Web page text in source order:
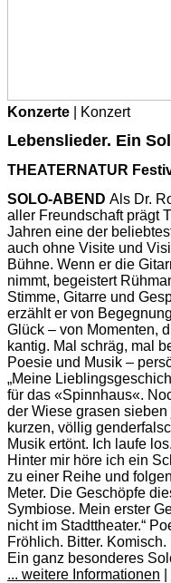
Konzerte | Konzert
Lebenslieder. Ein
THEATERNATUR
SOLO-ABEND Als Dr.
aller Freundschaft prägt
Jahren eine der
auch ohne Visite und
Bühne. Wenn er die
nimmt, begeistert
Stimme, Gitarre und
erzählt er von
Glück – von Momenten,
kantig. Mal schräg, mal
Poesie und Musik –
„Meine
für das «Spinnhaus«.
der Wiese grasen
kurzen, völlig
Musik ertönt. Ich laufe
Hinter mir höre ich ein
zu einer Reihe und
Meter. Die Geschöpfe
Symbiose. Mein erster
nicht im Stadttheater.“
Fröhlich. Bitter.
Ein ganz besonderes
... weitere Informationen